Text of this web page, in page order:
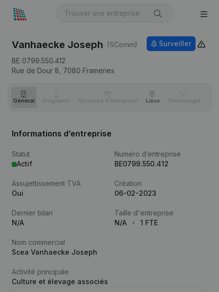
Vanhaecke Joseph (SComm)
BE 0799.550.412
Rue de Dour 8, 7080 Frameries
Surveiller
Général Dirigeants Structure d'entreprise Lieux Chronologie
Informations d’entreprise
Statut
Actif
Numéro d’entreprise
BE0799.550.412
Assujettissement TVA
Oui
Création
06-02-2023
Dernier bilan
N/A
Taille d'entreprise
N/A
1 FTE
Nom commercial
Scea Vanhaecke Joseph
Activité principale
Culture et élevage associés